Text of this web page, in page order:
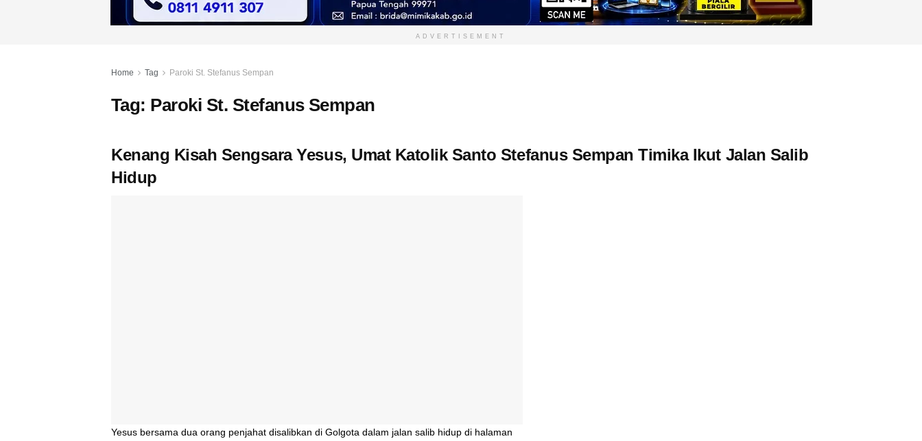
ADVERTISEMENT
Home Tag Paroki St. Stefanus Sempan
Tag: Paroki St. Stefanus Sempan
Kenang Kisah Sengsara Yesus, Umat Katolik Santo Stefanus Sempan Timika Ikut Jalan Salib
Hidup
Yesus bersama dua orang penjahat disalibkan di Golgota dalam jalan salib hidup di halaman